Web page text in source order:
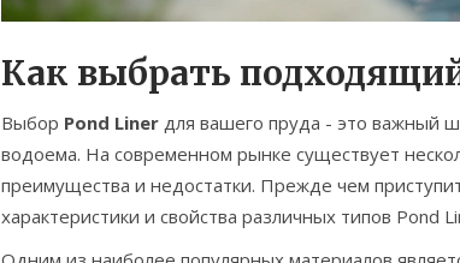
Как выбрать
Выбор Pond Liner для вашего пруда - это важный
водоема. На современном рынке существует
преимущества и недостатки. Прежде чем
характеристики и свойства различных типов Pond